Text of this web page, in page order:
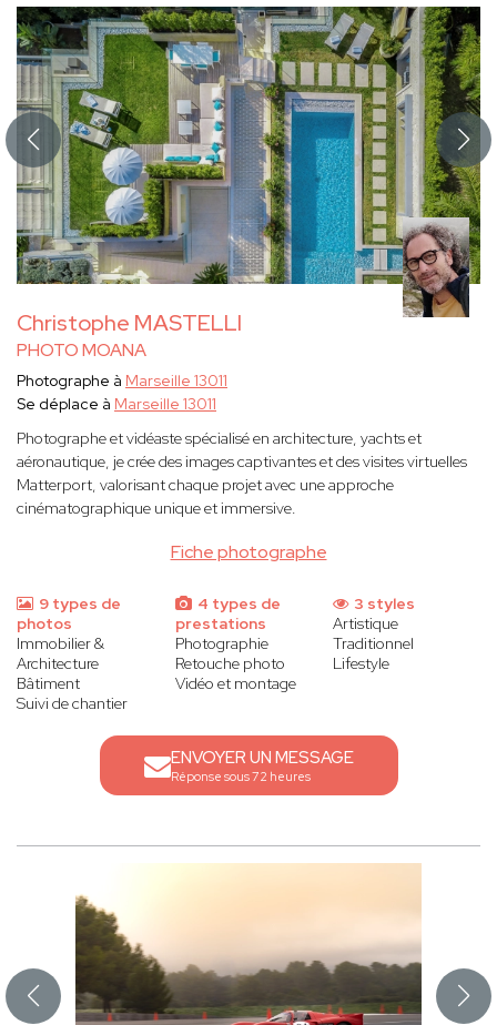
Christophe MASTELLI
PHOTO MOANA
Fiche photographe
Photographe à Marseille 13011
Se déplace à Marseille 13011
Photographe et vidéaste spécialisé en architecture, yachts et
aéronautique, je crée des images captivantes et des visites virtuelles
Matterport, valorisant chaque projet avec une approche
cinématographique unique et immersive.
9 types de
photos
Immobilier &
Architecture
Bâtiment
Suivi de chantier
4 types de
prestations
Photographie
Retouche photo
Vidéo et montage
3 styles
Artistique
Traditionnel
Lifestyle
ENVOYER UN MESSAGE
Réponse sous 72 heures